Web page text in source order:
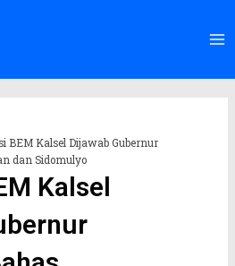
BEM Kalsel Dijawab Gubernur
dan Sidomulyo
Kalsel